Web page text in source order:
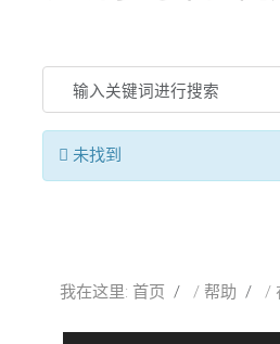
概况
学术
信息
未找到
我在这里: 首页 帮助